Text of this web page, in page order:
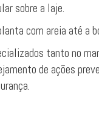
sobre a laje.
com areia até a
tanto no
de ações